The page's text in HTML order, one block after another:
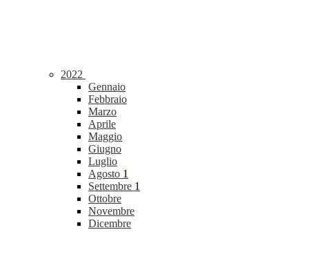
2022
Gennaio
Febbraio
Marzo
Aprile
Maggio
Giugno
Luglio
Agosto 1
Settembre 1
Ottobre
Novembre
Dicembre